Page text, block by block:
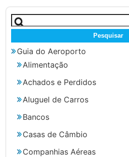
Pesquisar
por:
Guia do Aeroporto
Alimentação
Achados e Perdidos
Aluguel de Carros
Bancos
Casas de Câmbio
Companhias Aéreas